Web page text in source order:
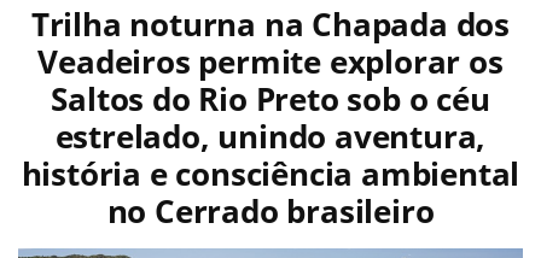
Trilha noturna na Chapada dos
Veadeiros permite explorar os
Saltos do Rio Preto sob o céu
estrelado, unindo aventura,
história e consciência ambiental
no Cerrado brasileiro